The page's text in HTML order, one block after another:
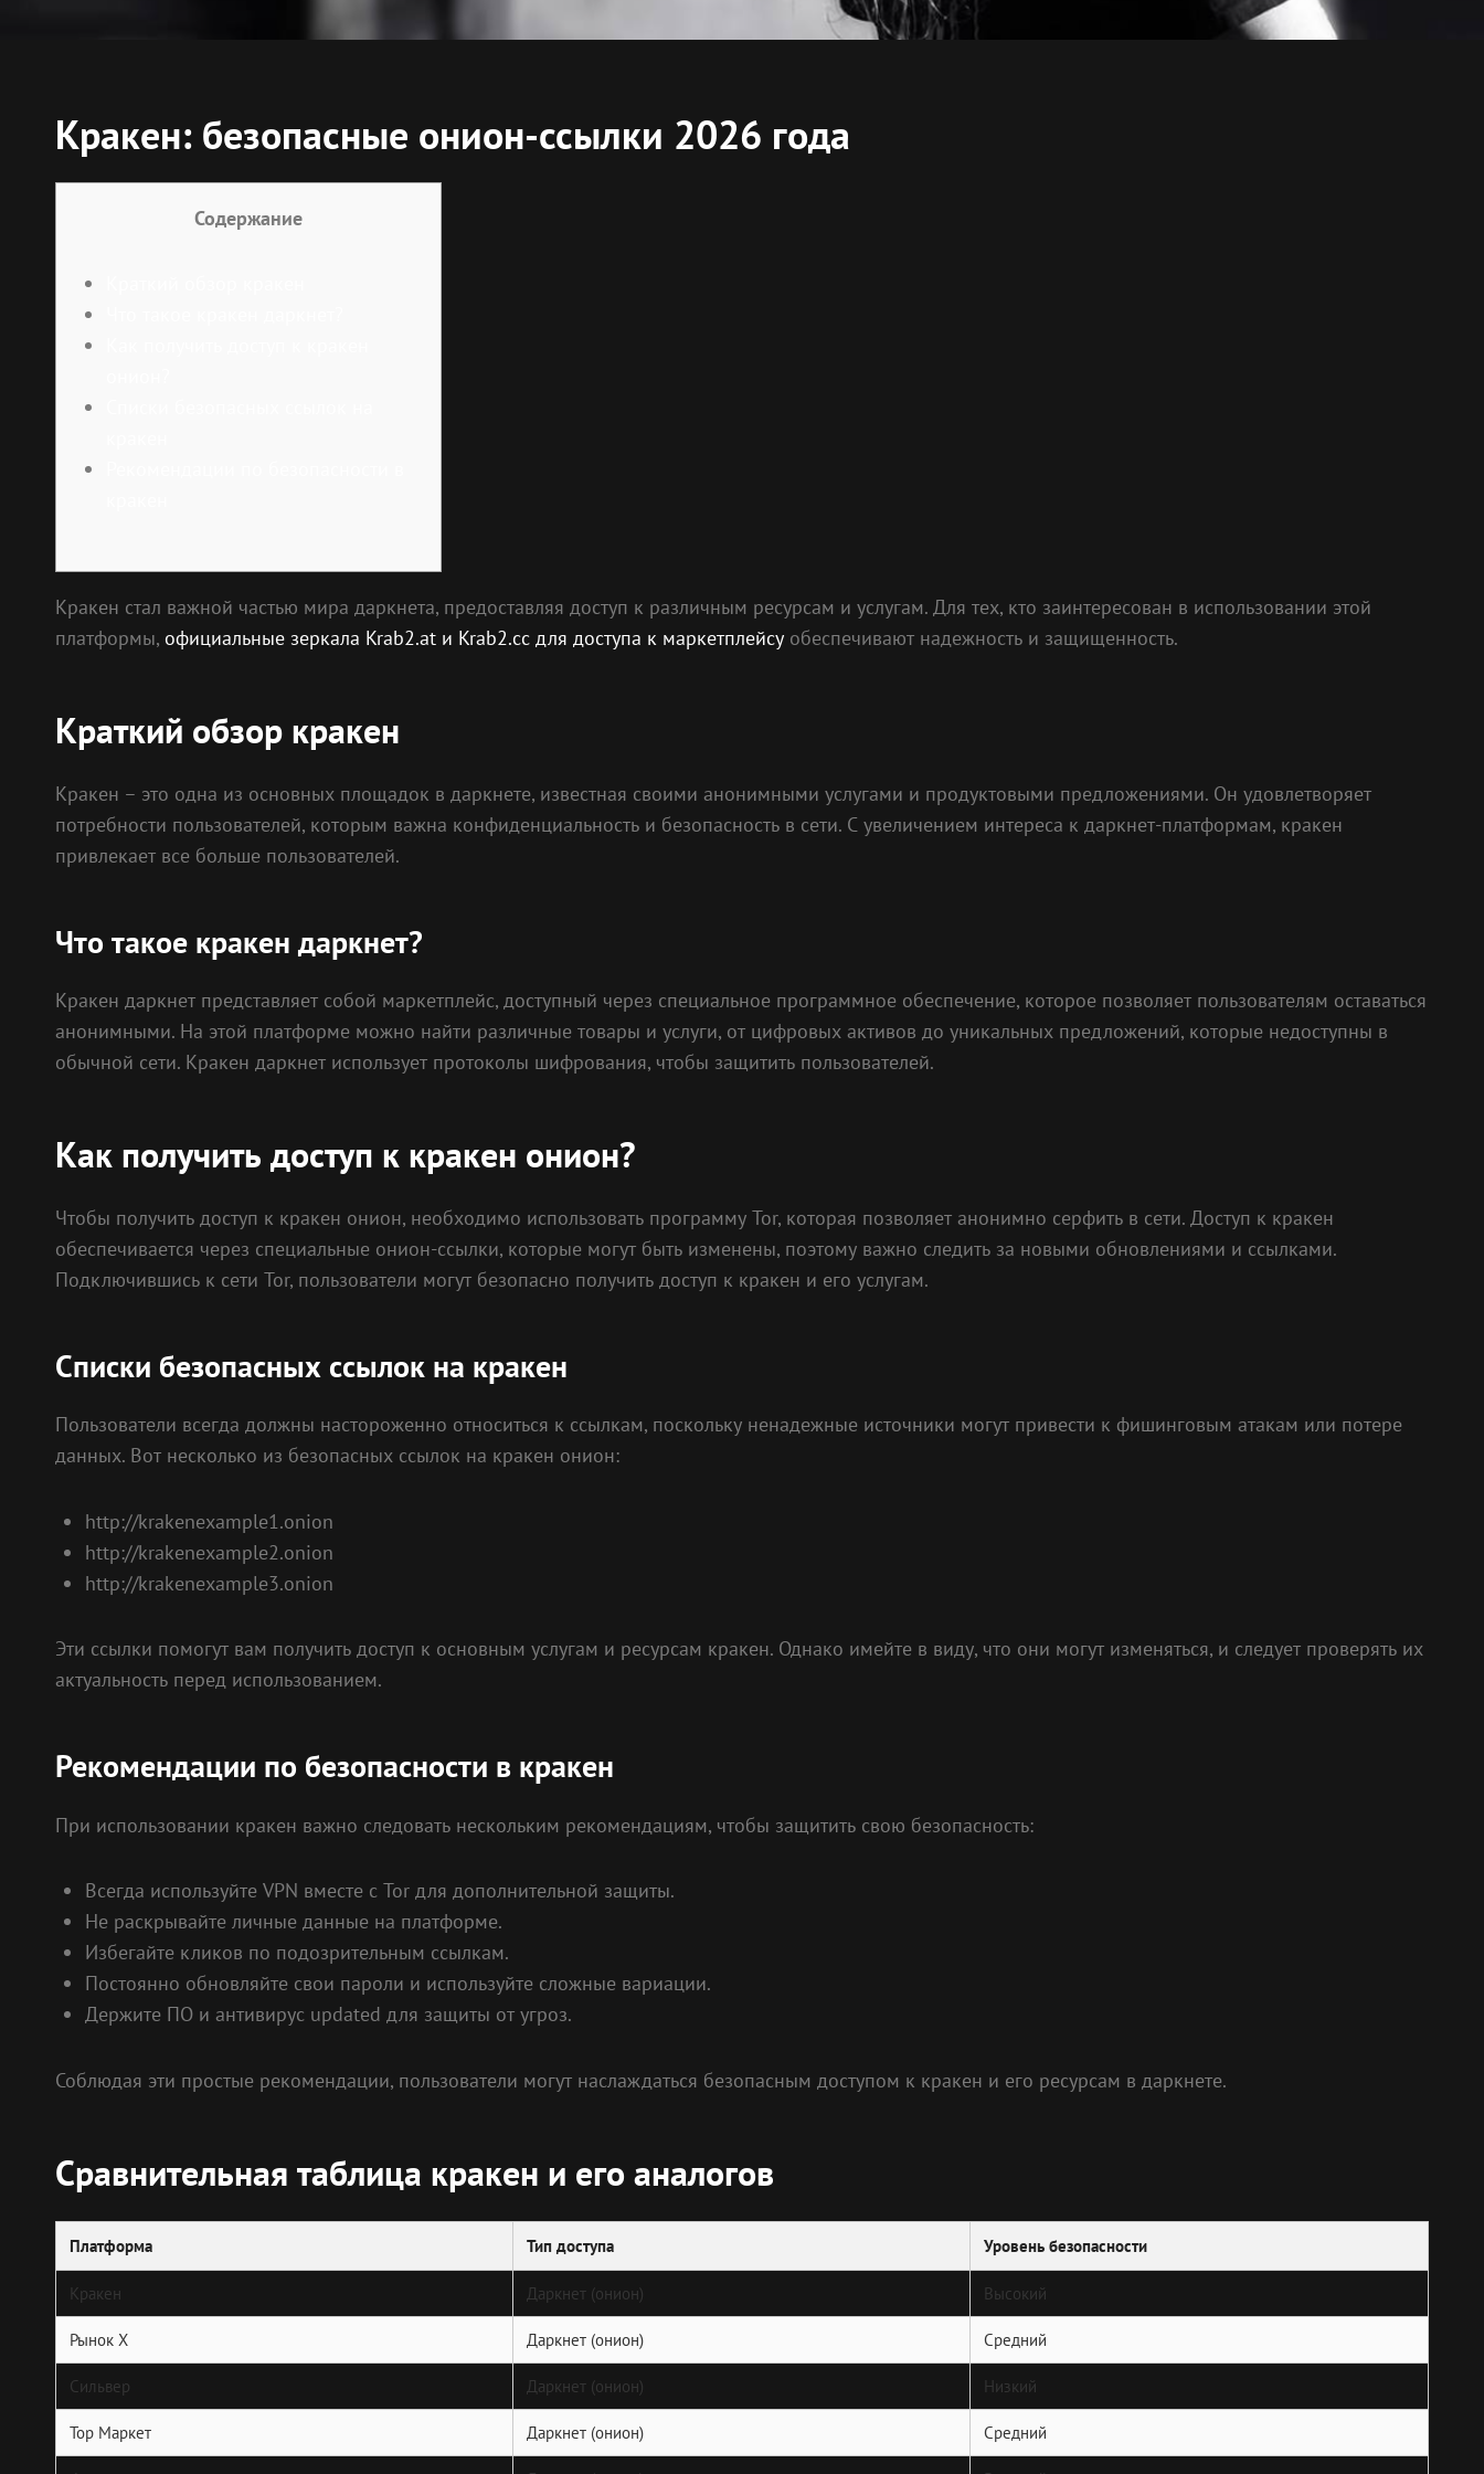
Кракен: безопасные онион-ссылки 2026 года
Содержание
Кракен стал важной частью мира даркнета, предоставляя доступ к различным ресурсам и услугам. Для тех, кто заинтересован в использовании этой
платформы, официальные зеркала Krab2.at и Krab2.cc для доступа к маркетплейсу обеспечивают надежность и защищенность.
Краткий обзор кракен
Кракен – это одна из основных площадок в даркнете, известная своими анонимными услугами и продуктовыми предложениями. Он удовлетворяет
потребности пользователей, которым важна конфиденциальность и безопасность в сети. С увеличением интереса к даркнет-платформам, кракен
привлекает все больше пользователей.
Что такое кракен даркнет?
Кракен даркнет представляет собой маркетплейс, доступный через специальное программное обеспечение, которое позволяет пользователям оставаться
анонимными. На этой платформе можно найти различные товары и услуги, от цифровых активов до уникальных предложений, которые недоступны в
обычной сети. Кракен даркнет использует протоколы шифрования, чтобы защитить пользователей.
Как получить доступ к кракен онион?
Чтобы получить доступ к кракен онион, необходимо использовать программу Tor, которая позволяет анонимно серфить в сети. Доступ к кракен
обеспечивается через специальные онион-ссылки, которые могут быть изменены, поэтому важно следить за новыми обновлениями и ссылками.
Подключившись к сети Tor, пользователи могут безопасно получить доступ к кракен и его услугам.
Списки безопасных ссылок на кракен
Пользователи всегда должны настороженно относиться к ссылкам, поскольку ненадежные источники могут привести к фишинговым атакам или потере
данных. Вот несколько из безопасных ссылок на кракен онион:
http://krakenexample1.onion
http://krakenexample2.onion
http://krakenexample3.onion
Эти ссылки помогут вам получить доступ к основным услугам и ресурсам кракен. Однако имейте в виду, что они могут изменяться, и следует проверять их
актуальность перед использованием.
Рекомендации по безопасности в кракен
При использовании кракен важно следовать нескольким рекомендациям, чтобы защитить свою безопасность:
Всегда используйте VPN вместе с Tor для дополнительной защиты.
Не раскрывайте личные данные на платформе.
Избегайте кликов по подозрительным ссылкам.
Постоянно обновляйте свои пароли и используйте сложные вариации.
Держите ПО и антивирус updated для защиты от угроз.
Соблюдая эти простые рекомендации, пользователи могут наслаждаться безопасным доступом к кракен и его ресурсам в даркнете.
Сравнительная таблица кракен и его аналогов
Платформа Тип доступа Уровень безопасности
Кракен Даркнет (онион) Высокий
Рынок X Даркнет (онион) Средний
Сильвер Даркнет (онион) Низкий
Тор Маркет Даркнет (онион) Средний